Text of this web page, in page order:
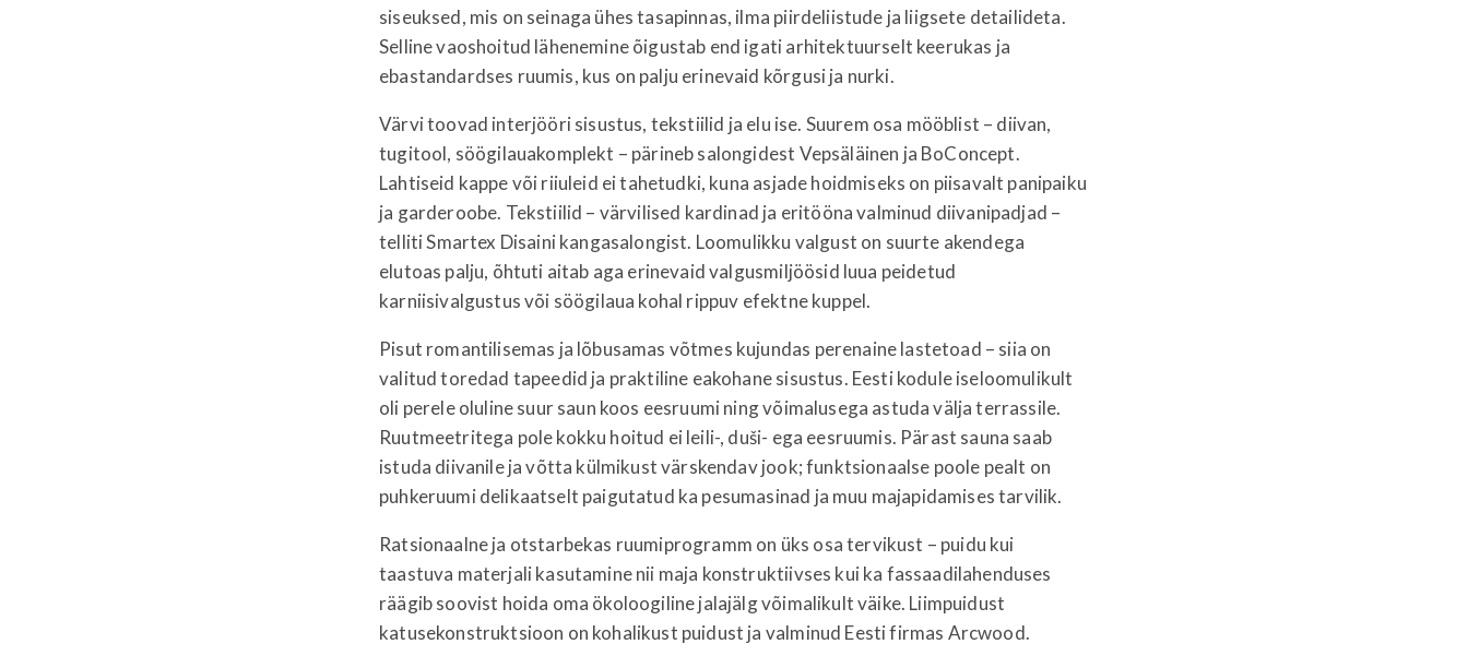
siseuksed, mis on seinaga ühes tasapinnas, ilma piirdeliistude ja liigsete detailideta.
Selline vaoshoitud lähenemine õigustab end igati arhitektuurselt keerukas ja
ebastandardses ruumis, kus on palju erinevaid kõrgusi ja nurki.
Värvi toovad interjööri sisustus, tekstiilid ja elu ise. Suurem osa mööblist – diivan,
tugitool, söögilauakomplekt – pärineb salongidest Vepsäläinen ja BoConcept.
Lahtiseid kappe või riiuleid ei tahetudki, kuna asjade hoidmiseks on piisavalt panipaiku
ja garderoobe. Tekstiilid – värvilised kardinad ja eritööna valminud diivanipadjad –
telliti Smartex Disaini kangasalongist. Loomulikku valgust on suurte akendega
elutoas palju, õhtuti aitab aga erinevaid valgusmiljöösid luua peidetud
karniisivalgustus või söögilaua kohal rippuv efektne kuppel.
Pisut romantilisemas ja lõbusamas võtmes kujundas perenaine lastetoad – siia on
valitud toredad tapeedid ja praktiline eakohane sisustus. Eesti kodule iseloomulikult
oli perele oluline suur saun koos eesruumi ning võimalusega astuda välja terrassile.
Ruutmeetritega pole kokku hoitud ei leili-, duši- ega eesruumis. Pärast sauna saab
istuda diivanile ja võtta külmikust värskendav jook; funktsionaalse poole pealt on
puhkeruumi delikaatselt paigutatud ka pesumasinad ja muu majapidamises tarvilik.
Ratsionaalne ja otstarbekas ruumiprogramm on üks osa tervikust – puidu kui
taastuva materjali kasutamine nii maja konstruktiivses kui ka fassaadilahenduses
räägib soovist hoida oma ökoloogiline jalajälg võimalikult väike. Liimpuidust
katusekonstruktsioon on kohalikust puidust ja valminud Eesti firmas Arcwood.